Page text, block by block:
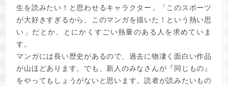
生を読みたい！と思わせるキャラクター」「このスポーツ
が大好きすぎるから、このマンガを描いた！という熱い思
い」だとか、とにかくすごい熱量のある人を求めていま
す。
マンガには長い歴史があるので、過去に物凄く面白い作品
が山ほどあります。でも、新人のみなさんが『同じもの』
をやってもしょうがないと思います。読者が読みたいもの